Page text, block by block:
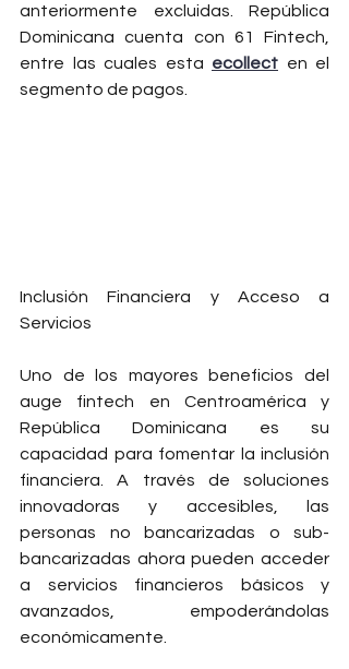
anteriormente excluidas. República
Dominicana cuenta con 61 Fintech,
entre las cuales esta ecollect en el
segmento de pagos.
Inclusión Financiera y Acceso a
Servicios
Uno de los mayores beneficios del
auge fintech en Centroamérica y
República Dominicana es su
capacidad para fomentar la inclusión
financiera. A través de soluciones
innovadoras y accesibles, las
personas no bancarizadas o sub-
bancarizadas ahora pueden acceder
a servicios financieros básicos y
avanzados, empoderándolas
económicamente.